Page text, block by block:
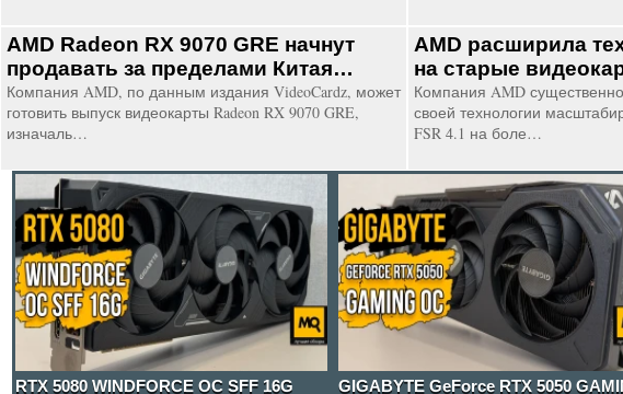
AMD Radeon RX 9070 GRE начнут
продавать за пределами Китая…
Компания AMD, по данным издания VideoCardz, может
готовить выпуск видеокарты Radeon RX 9070 GRE,
изначаль…
AMD расширила
на старые
Компания AMD
своей технологии
FSR 4.1 на боле…
RTX 5080 WINDFORCE OC SFF 16G GIGABYTE GeForce RTX 5050